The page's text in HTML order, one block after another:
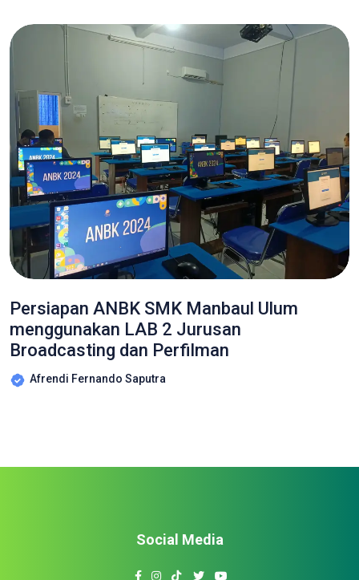
Persiapan ANBK SMK Manbaul Ulum
menggunakan LAB 2 Jurusan
Broadcasting dan Perfilman
Afrendi Fernando Saputra
Social Media